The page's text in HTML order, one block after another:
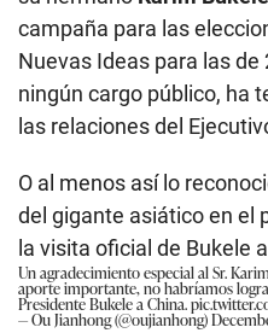
campaña para las
Nuevas Ideas para las
ningún cargo público, ha
las relaciones del
O al menos así lo
del gigante asiático en el
la visita oficial de Bukele
Un agradecimiento especial al Sr.
aporte importante, no habríamos
Presidente Bukele a China.
— Ou Jianhong (@oujianhong)